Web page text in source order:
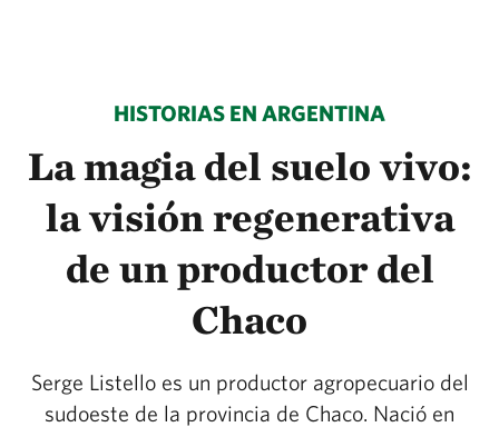
HISTORIAS EN ARGENTINA
La magia del suelo vivo:
la visión regenerativa
de un productor del
Chaco
Serge Listello es un productor agropecuario del
sudoeste de la provincia de Chaco. Nació en